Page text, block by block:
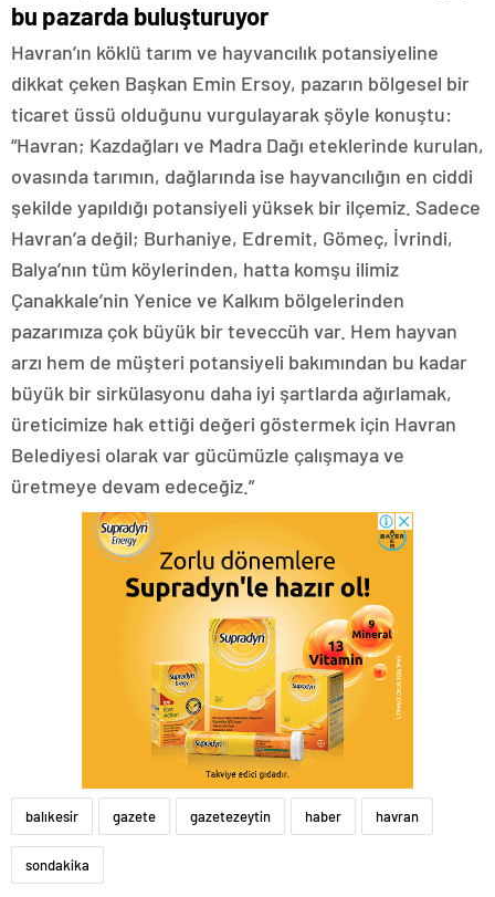
bu pazarda buluşturuyor
Havran’ın köklü tarım ve hayvancılık potansiyeline
dikkat çeken Başkan Emin Ersoy, pazarın bölgesel bir
ticaret üssü olduğunu vurgulayarak şöyle konuştu:
“Havran; Kazdağları ve Madra Dağı eteklerinde kurulan,
ovasında tarımın, dağlarında ise hayvancılığın en ciddi
şekilde yapıldığı potansiyeli yüksek bir ilçemiz. Sadece
Havran’a değil; Burhaniye, Edremit, Gömeç, İvrindi,
Balya’nın tüm köylerinden, hatta komşu ilimiz
Çanakkale’nin Yenice ve Kalkım bölgelerinden
pazarımıza çok büyük bir teveccüh var. Hem hayvan
arzı hem de müşteri potansiyeli bakımından bu kadar
büyük bir sirkülasyonu daha iyi şartlarda ağırlamak,
üreticimize hak ettiği değeri göstermek için Havran
Belediyesi olarak var gücümüzle çalışmaya ve
üretmeye devam edeceğiz.”
balıkesir gazete gazetezeytin haber havran
sondakika